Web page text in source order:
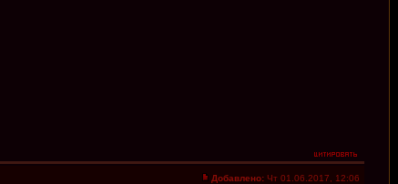
Добавлено: Чт 01.06.2017, 12:06